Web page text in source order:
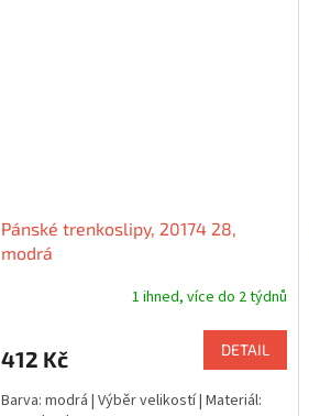
Pánské trenkoslipy, 20174 28,
modrá
1 ihned, více do 2 týdnů
412 Kč DETAIL
Barva: modrá | Výběr velikostí | Materiál: